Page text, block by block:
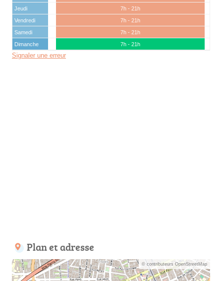
Jeudi
7h - 21h
Vendredi
7h - 21h
Samedi
7h - 21h
Dimanche
7h - 21h
Signaler une erreur
Plan et adresse
© contributeurs OpenStreetMap